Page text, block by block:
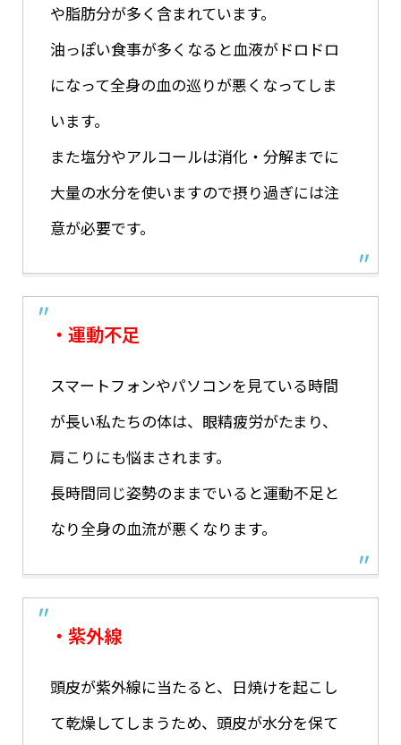
や脂肪分が多く含まれています。
油っぽい食事が多くなると血液がドロドロ
になって全身の血の巡りが悪くなってしま
います。
また塩分やアルコールは消化・分解までに
大量の水分を使いますので摂り過ぎには注
意が必要です。
・運動不足
スマートフォンやパソコンを見ている時間
が長い私たちの体は、眼精疲労がたまり、
肩こりにも悩まされます。
長時間同じ姿勢のままでいると運動不足と
なり全身の血流が悪くなります。
・紫外線
頭皮が紫外線に当たると、日焼けを起こし
て乾燥してしまうため、頭皮が水分を保て